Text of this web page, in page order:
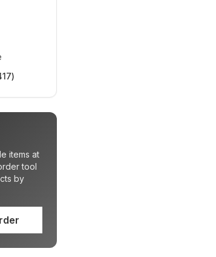
)
items at
tool
by